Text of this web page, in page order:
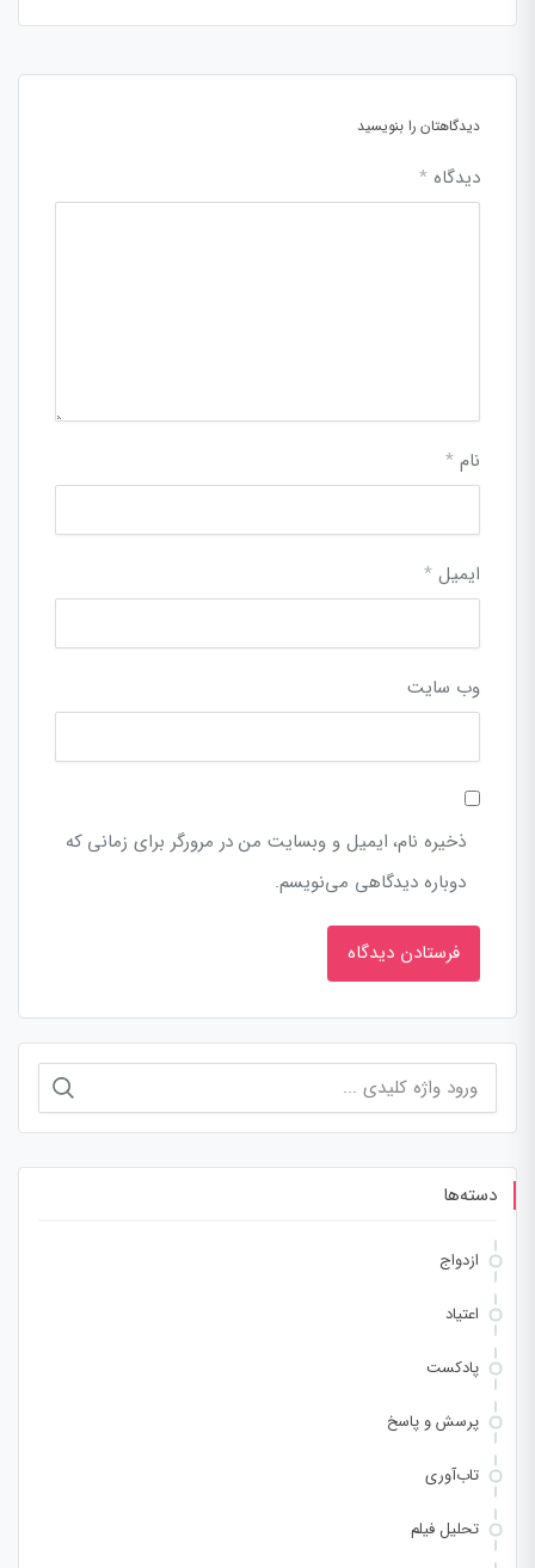
دیدگاهتان را بنویسید
دیدگاه *
نام *
ایمیل *
وب‌ سایت
ذخیره نام، ایمیل و وبسایت من در مرورگر برای زمانی که
دوباره دیدگاهی می‌نویسم.
جستجو
برای:
دسته‌ها
ازدواج
اعتیاد
پادکست
پرسش و پاسخ
تاب‌آوری
تحلیل فیلم